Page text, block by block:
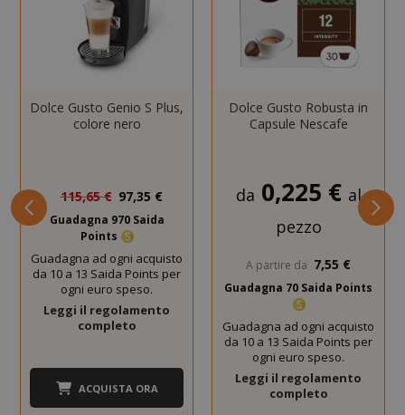
Dolce Gusto Genio S Plus,
colore nero
115,65 € speciale
97,35 €
Guadagna 970 Saida
Points
Guadagna ad ogni acquisto
da 10 a 13 Saida Points per
ogni euro speso.
Leggi il regolamento
completo
ACQUISTA ORA
Dolce Gusto Robusta in
Capsule Nescafe
da 0,225 € al
pezzo
A partire da 7,55 €
Guadagna 70 Saida Points
Guadagna ad ogni acquisto
da 10 a 13 Saida Points per
ogni euro speso.
Leggi il regolamento
completo
I cookie strettamente necessari
consentono le funzionalità principali del
sito web come l'accesso dell'utente e la
gestione dell'account. Il sito web non può
cookie strettamente necessari.
CookieScriptConsent
Google
Privacy Policy